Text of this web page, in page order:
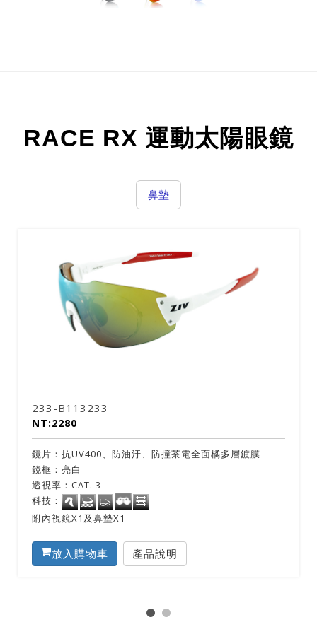
RACE RX 運動太陽眼鏡
鼻墊
NT:2280
鏡片：抗UV400、防油汙、防撞PC灰片電白水銀多層
鏡框：亮藍
透視率：CAT. 3
科技：